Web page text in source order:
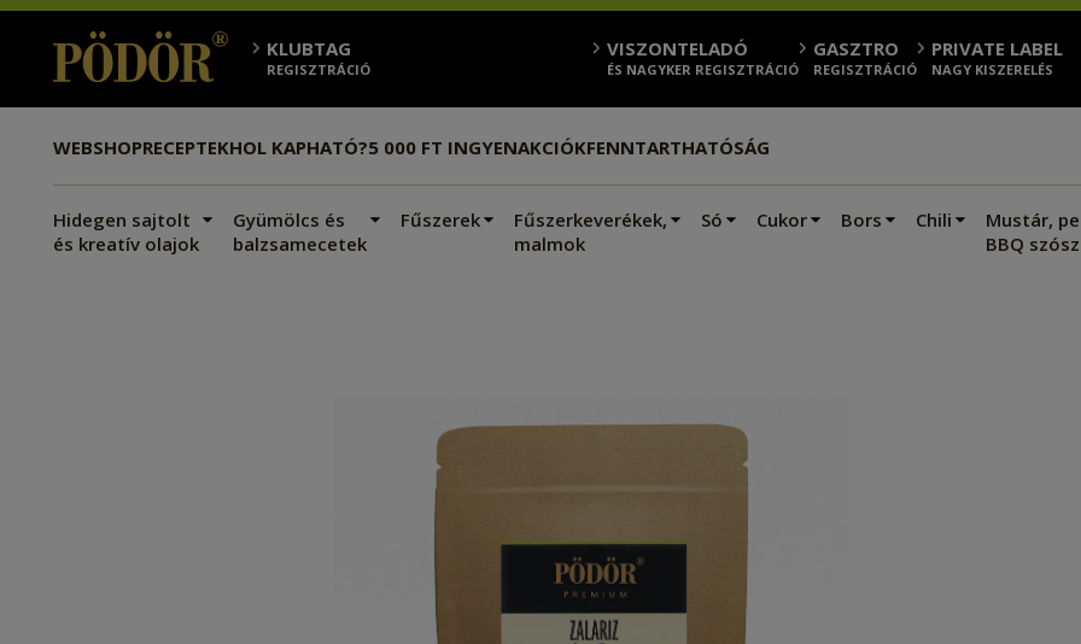
KLUBTAG
REGISZTRÁCIÓ
VISZONTELADÓ
ÉS NAGYKER REGISZTRÁCIÓ
GASZTRO
REGISZTRÁCIÓ
PRIVATE LABEL
NAGY KISZERELÉS
WEBSHOPRECEPTEKHOL KAPHATÓ?5 000 FT INGYENAKCIÓKFENNTARTHATÓSÁG
Hidegen sajtolt
és kreatív olajok
Gyümölcs és
balzsamecetek
Fűszerek
Fűszerkeverékek,
malmok
Só Cukor Bors Chili
Mustár,
BBQ